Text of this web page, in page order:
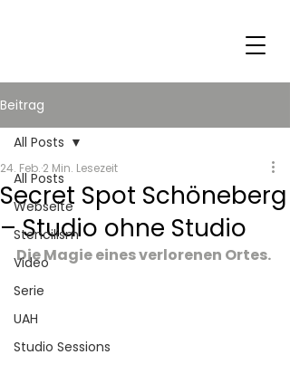
Beitrag
All Posts
Webseite
Stencilism
Video
Serie
UAH
Studio Sessions
All Posts
Secret Spot Schöneberg
– Studio ohne Studio
24. Feb. 2 Min. Lesezeit
Die Magie eines verlorenen Ortes.